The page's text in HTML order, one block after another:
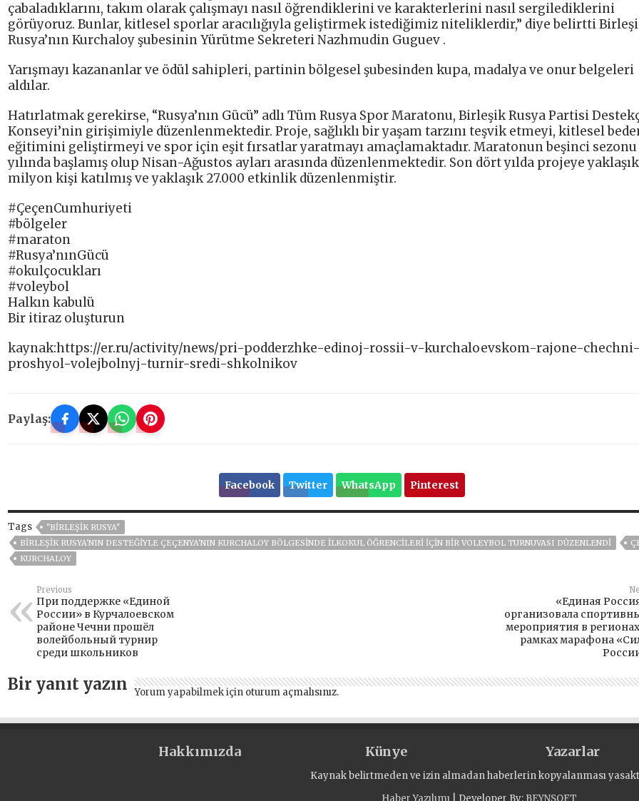
çabaladıklarını, takım olarak çalışmayı nasıl öğrendiklerini ve karakterlerini nasıl sergilediklerini
görüyoruz. Bunlar, kitlesel sporlar aracılığıyla geliştirmek istediğimiz niteliklerdir,” diye belirtti
Rusya’nın Kurchaloy şubesinin Yürütme Sekreteri Nazhmudin Guguev .
Yarışmayı kazananlar ve ödül sahipleri, partinin bölgesel şubesinden kupa, madalya ve onur belgeleri
aldılar.
Hatırlatmak gerekirse, “Rusya’nın Gücü” adlı Tüm Rusya Spor Maratonu, Birleşik Rusya Partisi
Konseyi’nin girişimiyle düzenlenmektedir. Proje, sağlıklı bir yaşam tarzını teşvik etmeyi, kitlesel
eğitimini geliştirmeyi ve spor için eşit fırsatlar yaratmayı amaçlamaktadır. Maratonun beşinci sezonu
yılında başlamış olup Nisan-Ağustos ayları arasında düzenlenmektedir. Son dört yılda projeye yaklaşık
milyon kişi katılmış ve yaklaşık 27.000 etkinlik düzenlenmiştir.
#ÇeçenCumhuriyeti
#bölgeler
#maraton
#Rusya’nınGücü
#okulçocukları
#voleybol
Halkın kabulü
Bir itiraz oluşturun
kaynak:https://er.ru/activity/news/pri-podderzhke-edinoj-rossii-v-kurchaloevskom-rajone-chechni-
proshyol-volejbolnyj-turnir-sredi-shkolnikov
Paylaş:
Facebook Twitter WhatsApp Pinterest
Tags
"BIRLEŞIK RUSYA"
BIRLEŞIK RUSYA'NIN DESTEĞIYLE ÇEÇENYA'NIN KURCHALOY BÖLGESINDE ILKOKUL ÖĞRENCILERI IÇIN BIR VOLEYBOL TURNUVASI DÜZENLENDI
KURCHALOY
Previous
При поддержке «Единой
России» в Курчалоевском
районе Чечни прошёл
волейбольный турнир
среди школьников
«Единая
организовала
мероприятия в
рамках марафона
Bir yanıt yazın Yorum yapabilmek için oturum açmalısınız.
Hakkımızda Künye Yazarlar
Kaynak belirtmeden ve izin almadan haberlerin kopyalanması
Haber Yazılımı | Developer By; BEYNSOFT